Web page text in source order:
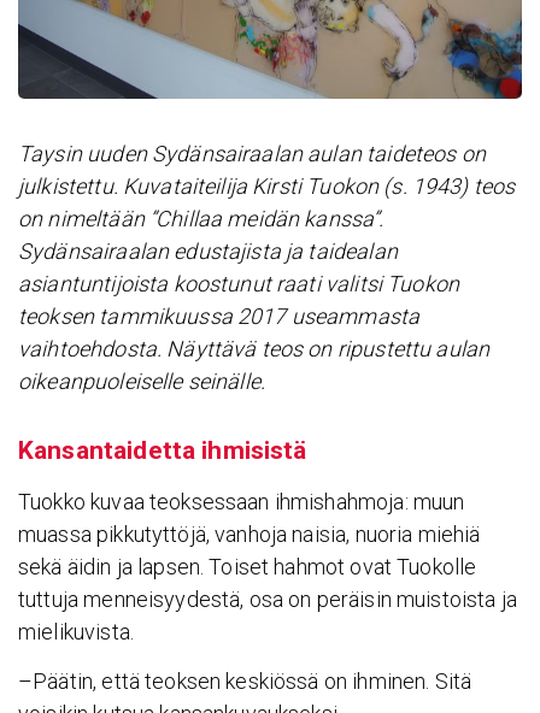
Taysin uuden Sydänsairaalan aulan taideteos on
julkistettu. Kuvataiteilija Kirsti Tuokon (s. 1943) teos
on nimeltään ”Chillaa meidän kanssa”.
Sydänsairaalan edustajista ja taidealan
asiantuntijoista koostunut raati valitsi Tuokon
teoksen tammikuussa 2017 useammasta
vaihtoehdosta. Näyttävä teos on ripustettu aulan
oikeanpuoleiselle seinälle.
Kansan­tai­detta ihmi­sistä
Tuokko kuvaa teoksessaan ihmishahmoja: muun
muassa pikkutyttöjä, vanhoja naisia, nuoria miehiä
sekä äidin ja lapsen. Toiset hahmot ovat Tuokolle
tuttuja menneisyydestä, osa on peräisin muistoista ja
mielikuvista.
–Päätin, että teoksen keskiössä on ihminen. Sitä